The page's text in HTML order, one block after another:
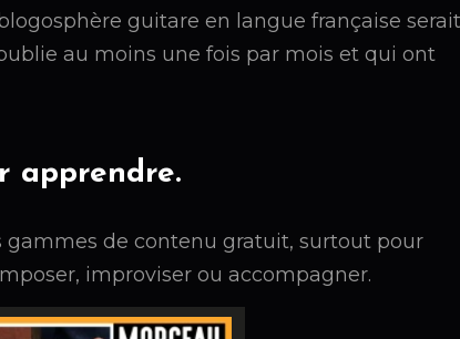
guitare en langue française serait
au moins une fois par mois et qui ont
apprendre.
gammes de contenu gratuit, surtout pour
improviser ou accompagner.